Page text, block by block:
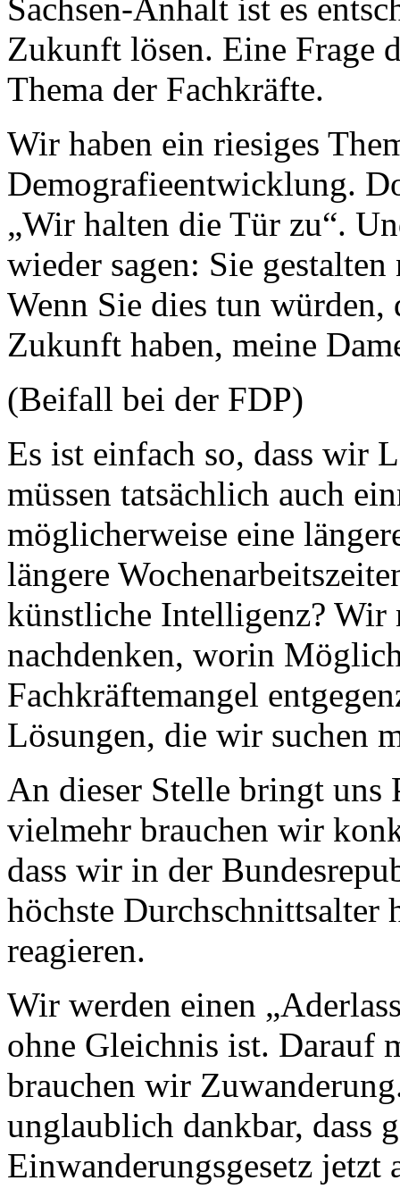
Sachsen-Anhalt ist es
Zukunft lösen. Eine Frage
Thema der Fachkräfte.
Wir haben ein riesiges
Demografieentwicklung.
„Wir halten die Tür zu“.
wieder sagen: Sie
Wenn Sie dies tun würden,
Zukunft haben, meine
(Beifall bei der FDP)
Es ist einfach so, dass wir
müssen tatsächlich auch
möglicherweise eine
längere
künstliche Intelligenz? Wir
nachdenken, worin
Fachkräftemangel
Lösungen, die wir suchen
An dieser Stelle bringt uns
vielmehr brauchen wir
dass wir in der
höchste Durchschnittsalter
reagieren.
Wir werden einen
ohne Gleichnis ist. Darauf
brauchen wir
unglaublich dankbar, dass
Einwanderungsgesetz